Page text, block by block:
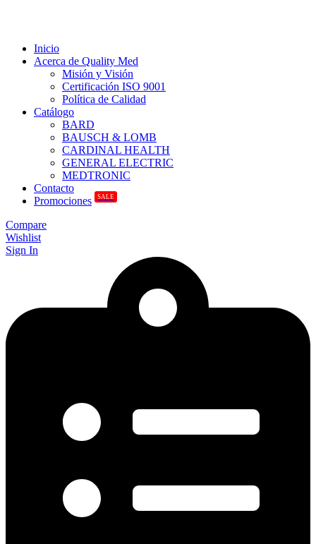
Inicio
Acerca de Quality Med
Misión y Visión
Certificación ISO 9001
Política de Calidad
Catálogo
BARD
BAUSCH & LOMB
CARDINAL HEALTH
GENERAL ELECTRIC
MEDTRONIC
Contacto
Promociones
SALE
Compare
Wishlist
Sign In